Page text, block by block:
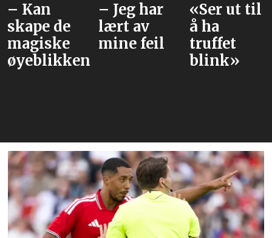
– Kan
skape de
magiske
øyeblikkene
– Jeg har
lært av
mine feil
«Ser ut til
å ha
truffet
blink»